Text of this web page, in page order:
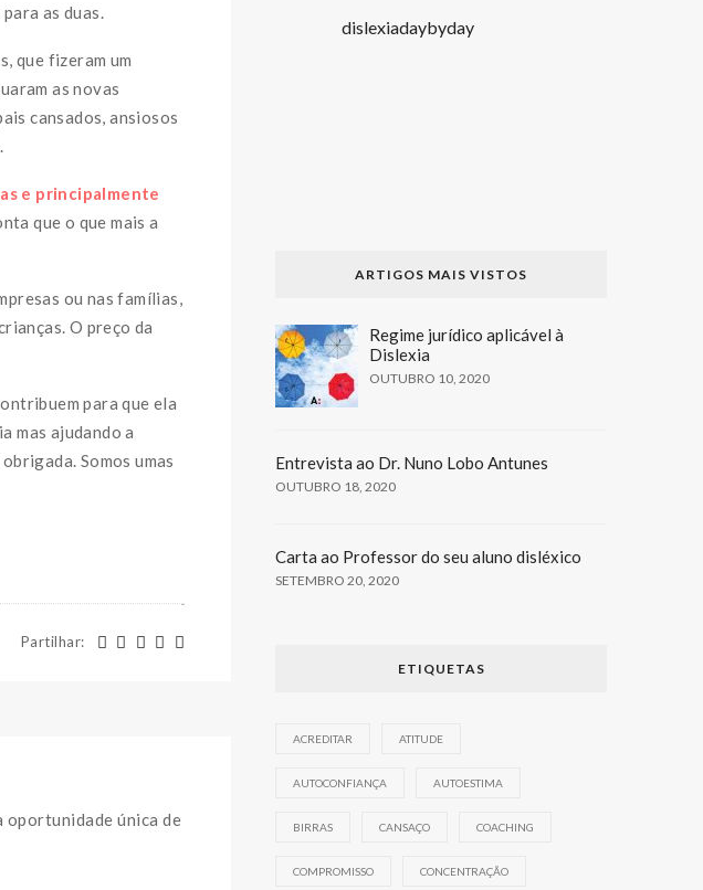
as duas.
que fizeram um
as novas
cansados, ansiosos
e principalmente
que o que mais a
ou nas famílias,
O preço da
para que ela
mas ajudando a
Somos umas
Partilhar:
oportunidade única de
dislexiadaybyday
ARTIGOS MAIS VISTOS
Regime jurídico aplicável à
Dislexia
OUTUBRO 10, 2020
Entrevista ao Dr. Nuno Lobo Antunes
OUTUBRO 18, 2020
Carta ao Professor do seu aluno disléxico
SETEMBRO 20, 2020
ETIQUETAS
ACREDITAR ATITUDE
AUTOCONFIANÇA AUTOESTIMA
BIRRAS CANSAÇO COACHING
COMPROMISSO CONCENTRAÇÃO